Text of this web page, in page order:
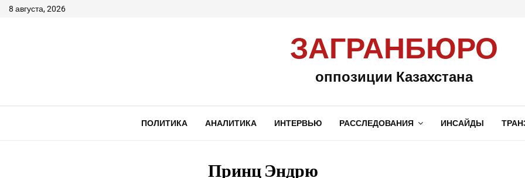
8 августа, 2026
ЗАГРАНБЮРО
оппозиции Казахстана
ПОЛИТИКА АНАЛИТИКА ИНТЕРВЬЮ РАССЛЕДОВАНИЯ ИНСАЙДЫ
Принц Эндрю